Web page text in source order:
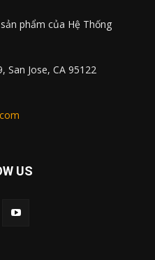
phẩm của Hệ Thống
San Jose, CA 95122
US